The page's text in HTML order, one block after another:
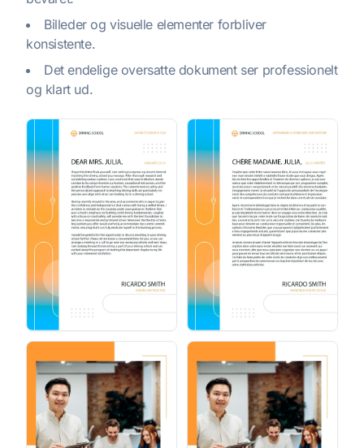
Billeder og visuelle elementer forbliver
konsistente.
Det endelige oversatte dokument ser professionelt
og klart ud.